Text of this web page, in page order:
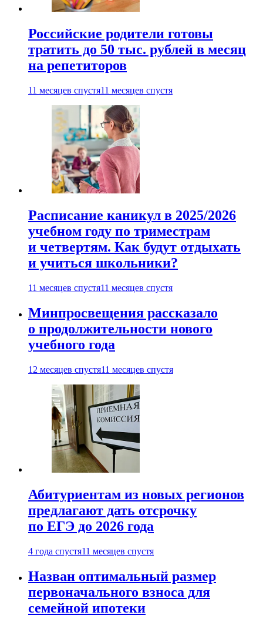
Российские родители готовы
тратить до 50 тыс. рублей в месяц
на репетиторов
11 месяцев спустя11 месяцев спустя
Расписание каникул в 2025/2026
учебном году по триместрам
и четвертям. Как будут отдыхать
и учиться школьники?
11 месяцев спустя11 месяцев спустя
Минпросвещения рассказало
о продолжительности нового
учебного года
12 месяцев спустя11 месяцев спустя
Абитуриентам из новых регионов
предлагают дать отсрочку
по ЕГЭ до 2026 года
4 года спустя11 месяцев спустя
Назван оптимальный размер
первоначального взноса для
семейной ипотеки